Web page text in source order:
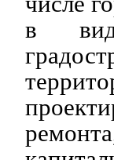
в